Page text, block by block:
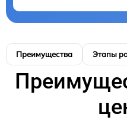
Преимущества Этапы